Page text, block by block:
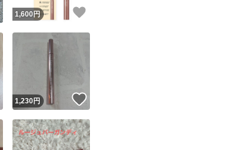
いいね！
1,600 円
いいね！
1,230円